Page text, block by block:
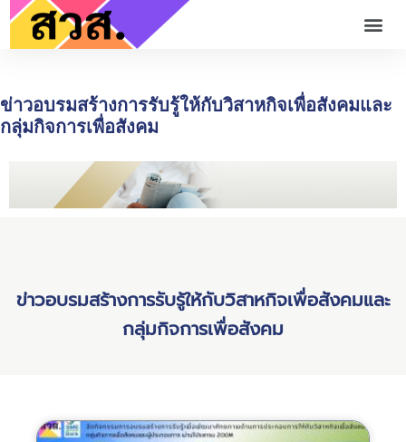
ข่าวอบรมสร้างการรับรู้ให้กับวิสาหกิจเพื่อสังคมและ
กลุ่มกิจการเพื่อสังคม
ข่าวอบรมสร้างการรับรู้ให้กับวิสาหกิจเพื่อสังคมและ
กลุ่มกิจการเพื่อสังคม